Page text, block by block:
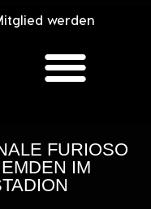
werden
FURIOSO
IM